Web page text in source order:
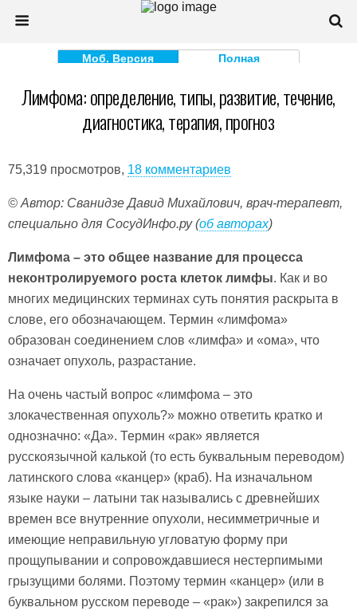
Моб. Версия Полная
Лимфома: определение, типы, развитие, течение,
диагностика, терапия, прогноз
75,319 просмотров, 18 комментариев
© Автор: Сванидзе Давид Михайлович, врач-терапевт,
специально для СосудИнфо.ру (об авторах)
Лимфома – это общее название для процесса
неконтролируемого роста клеток лимфы. Как и во
многих медицинских терминах суть понятия раскрыта в
слове, его обозначающем. Термин «лимфома»
образован соединением слов «лимфа» и «ома», что
означает опухоль, разрастание.
На очень частый вопрос «лимфома – это
злокачественная опухоль?» можно ответить кратко и
однозначно: «Да». Термин «рак» является
русскоязычной калькой (то есть буквальным переводом)
латинского слова «канцер» (краб). На изначальном
языке науки – латыни так назывались с древнейших
времен все внутренние опухоли, несимметричные и
имеющие неправильную угловатую форму при
прощупывании и сопровождавшиеся нестерпимыми
грызущими болями. Поэтому термин «канцер» (или в
буквальном русском переводе – «рак») закрепился за